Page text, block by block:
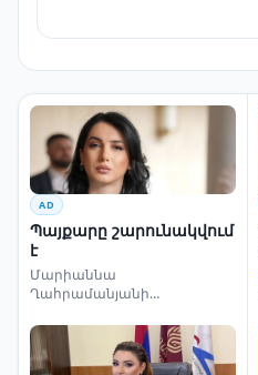
AD
Պայքարը շարունակվում
է
Մարիաննա
Ղահրամանյանի